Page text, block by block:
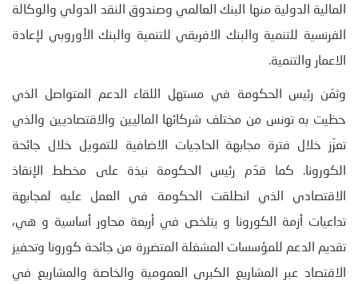
المالية الدولية منها البنك العالمي وصندوق النقد الدولي والوكالة
الفرنسية للتنمية والبنك الافريقي للتنمية والبنك الأوروبي لإعادة
الاعمار والتنمية.
وثمّن رئيس الحكومة في مستهل اللقاء الدعم المتواصل الذي
حظيت به تونس من مختلف شركائها الماليين والاقتصاديين والذي
تعزّز خلال فترة مجابهة الحاجيات الاضافية للتمويل خلال جائحة
الكورونا. كما قدّم رئيس الحكومة نبذة على مخطط الإنقاذ
الاقتصادي الذي انطلقت الحكومة في العمل عليه لمجابهة
تداعيات أزمة الكورونا و يتلخص في أربعة محاور أساسية و هي،
تقديم الدعم للمؤسسات المشغلة المتضررة من جائحة كورونا وتحفيز
الاقتصاد عبر المشاريع الكبرى العمومية والخاصة والمشاريع في